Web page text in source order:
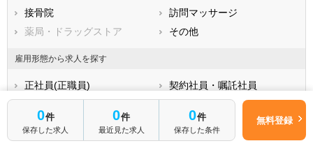
0件
保存した求人
0件
最近見た求人
0件
保存した条件
無料登録
広島県
徳島県
香川県
愛媛県
鹿児島県
接骨院
訪問マッサージ
薬局・ドラッグストア
その他
雇用形態から求人を探す
正社員(正職員)
契約社員・嘱託社員
年収から求人を探す